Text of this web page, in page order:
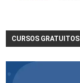
CURSOS GRATUITOS